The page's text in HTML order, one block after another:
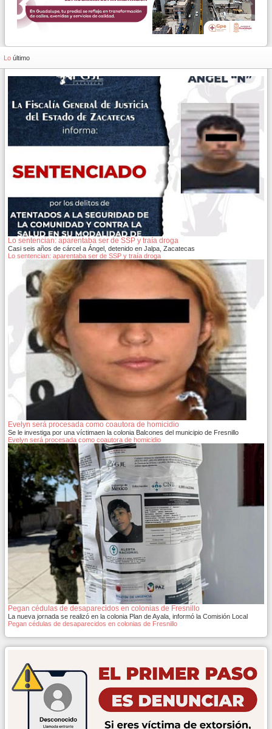
Lo último
Lo sentencian: aparentaba ser de SSP y traía droga
Casi seis años de cárcel a Ángel, detenido en Jalpa, Zacatecas
Lo sentencian: aparentaba ser de SSP y traía droga
Evelyn será procesada como coautora de homicidio
Se le investiga por una víctimaen la colonia Balcones del municipio de Fresnillo
Evelyn será procesada como coautora de homicidio
Pegan cédulas de desaparecidos en colonias de Fresnillo
La nueva jornada se realizó en la colonia Plan de Ayala, informó la Comisión Local
Pegan cédulas de desaparecidos en colonias de Fresnillo